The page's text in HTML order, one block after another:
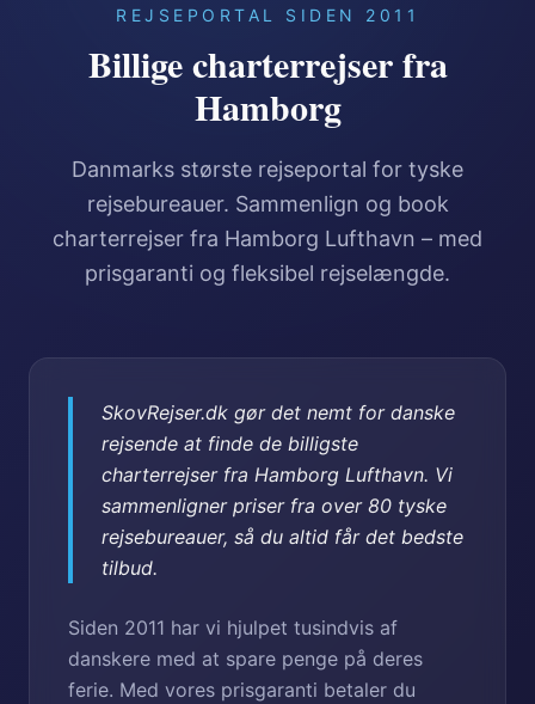
REJSEPORTAL SIDEN 2011
Billige charterrejser fra
Hamborg
Danmarks største rejseportal for tyske
rejsebureauer. Sammenlign og book
charterrejser fra Hamborg Lufthavn – med
prisgaranti og fleksibel rejselængde.
SkovRejser.dk gør det nemt for danske
rejsende at finde de billigste
charterrejser fra Hamborg Lufthavn. Vi
sammenligner priser fra over 80 tyske
rejsebureauer, så du altid får det bedste
tilbud.
Siden 2011 har vi hjulpet tusindvis af
danskere med at spare penge på deres
ferie. Med vores prisgaranti betaler du